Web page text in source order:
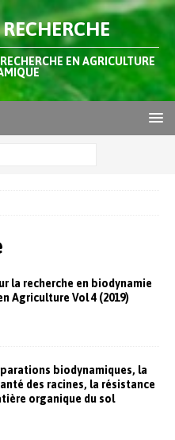
EN AGRICULTURE
la recherche en biodynamie
Agriculture Vol 4 (2019)
biodynamiques, la
des racines, la résistance
organique du sol